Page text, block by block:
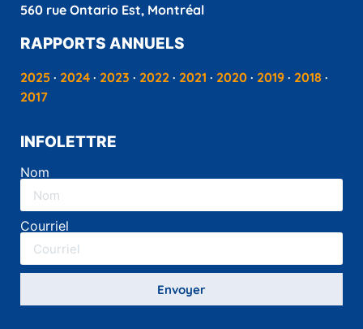
560 rue Ontario Est, Montréal
RAPPORTS ANNUELS
2025 · 2024 · 2023 · 2022 · 2021 · 2020 · 2019 · 2018 ·
2017
INFOLETTRE
Nom
Courriel
Envoyer